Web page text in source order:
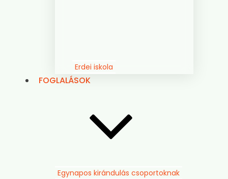
Erdei iskola
FOGLALÁSOK
Egynapos kirándulás csoportoknak